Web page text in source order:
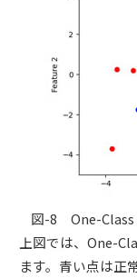
図-8 One-Class
上図では、One-
ます。青い点は正